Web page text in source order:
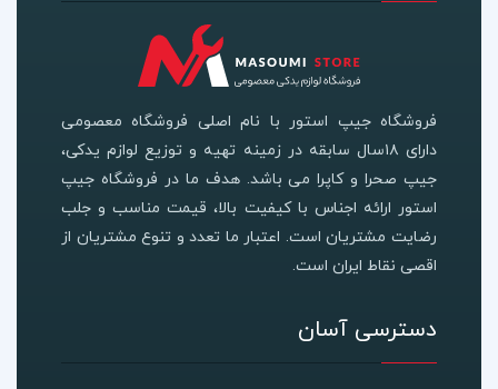
فروشگاه جیپ استور با نام اصلی فروشگاه معصومی
دارای ۱۸سال سابقه در زمینه تهیه و توزیع لوازم یدکی،
جیپ صحرا و کاپرا می باشد. هدف ما در فروشگاه جیپ
استور ارائه اجناس با کیفیت بالا، قیمت مناسب و جلب
رضایت مشتریان است. اعتبار ما تعدد و تنوع مشتریان از
اقصی نقاط ایران است.
دسترسی آسان